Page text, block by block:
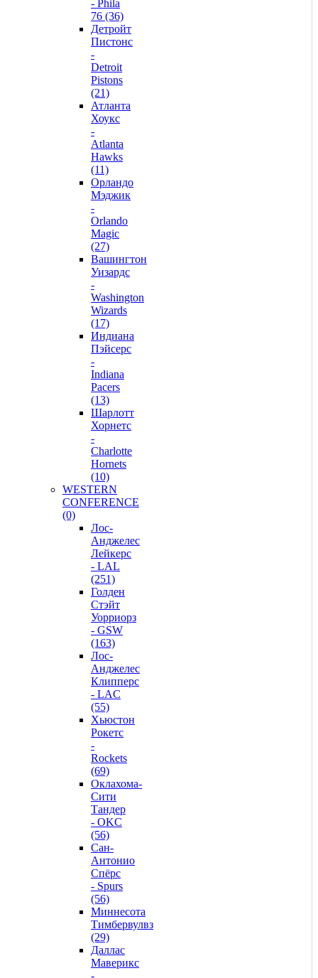
- Phila
76 (36)
Детройт
Пистонс
-
Detroit
Pistons
(21)
Атланта
Хоукс
-
Atlanta
Hawks
(11)
Орландо
Мэджик
-
Orlando
Magic
(27)
Вашингтон
Уизардс
-
Washington
Wizards
(17)
Индиана
Пэйсерс
-
Indiana
Pacers
(13)
Шарлотт
Хорнетс
-
Charlotte
Hornets
(10)
WESTERN
CONFERENCE
(0)
Лос-
Анджелес
Лейкерс
- LAL
(251)
Голден
Стэйт
Уорриорз
- GSW
(163)
Лос-
Анджелес
Клипперс
- LAC
(55)
Хьюстон
Рокетс
-
Rockets
(69)
Оклахома-
Сити
Тандер
- OKC
(56)
Сан-
Антонио
Спёрс
- Spurs
(56)
Миннесота
Тимбервулвз
(29)
Даллас
Маверикс
-